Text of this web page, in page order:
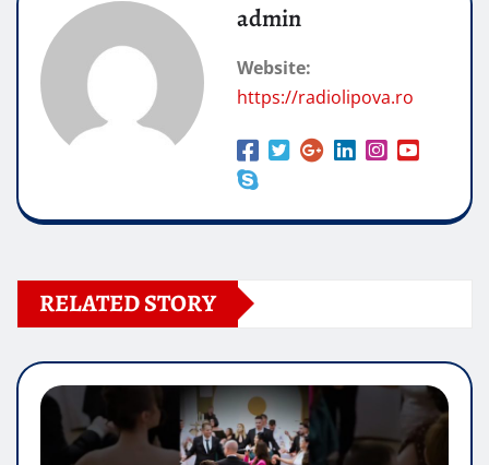
admin
Website:
https://radiolipova.ro
RELATED STORY